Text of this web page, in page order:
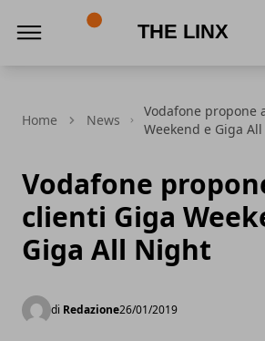
Home News
Vodafone propone
Weekend e Giga
Vodafone
clienti Giga
Giga All Night
di Redazione26/01/2019